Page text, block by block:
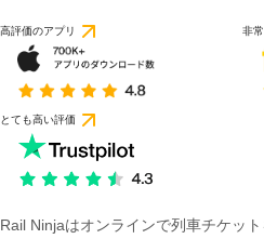
高評価のアプリ 非
とても高い評価
Rail Ninjaはオンラインで列車チケッ